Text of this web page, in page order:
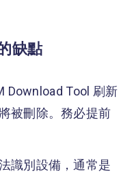
缺點
Download Tool 刷新
被刪除。務必提前
識別設備，通常是